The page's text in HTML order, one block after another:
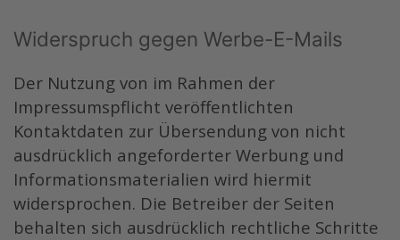
Widerspruch gegen Werbe-E-Mails
Der Nutzung von im Rahmen der
Impressumspflicht veröffentlichten
Kontaktdaten zur Übersendung von nicht
ausdrücklich angeforderter Werbung und
Informationsmaterialien wird hiermit
widersprochen. Die Betreiber der Seiten
behalten sich ausdrücklich rechtliche Schritte